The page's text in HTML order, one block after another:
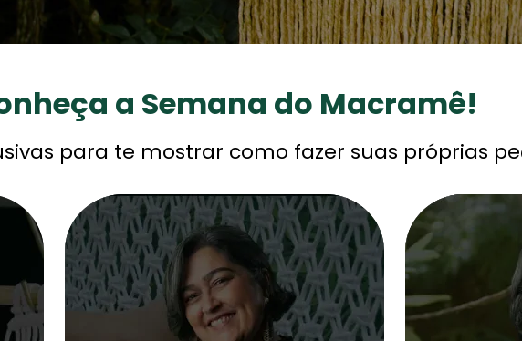
a Semana do Macramê!
para te mostrar como fazer suas próprias